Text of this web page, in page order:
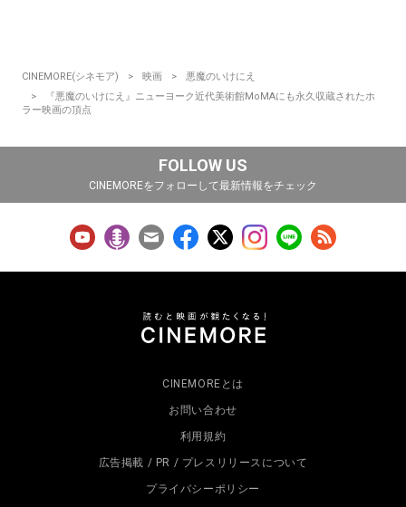
CINEMORE(シネモア) 映画
悪魔のいけにえ
『悪魔のいけにえ』ニューヨーク近代美術館MoMAにも永久収蔵されたホ
ラー映画の頂点
FOLLOW US
CINEMOREをフォローして最新情報をチェック
CINEMOREとは
お問い合わせ
利用規約
広告掲載 / PR / プレスリリースについて
プライバシーポリシー